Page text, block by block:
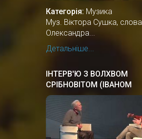
Категорія: Музика
Муз. Віктора Сушка, слова
Олександра...
Детальніше...
ІНТЕРВ'Ю З ВОЛХВОМ
СРІБНОВІТОМ (ІВАНОМ
ТЕРНОВИМ)